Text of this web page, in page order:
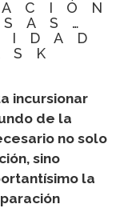
incursionar
de la
no solo
sino
la